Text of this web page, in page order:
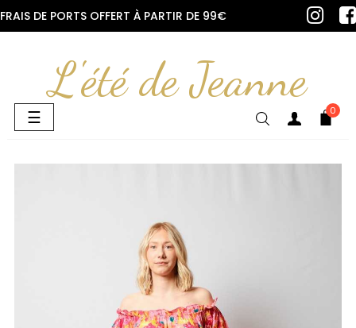
FRAIS DE PORTS OFFERT À PARTIR DE 99€
L'été de Jeanne
Basculer
la
☰ 0